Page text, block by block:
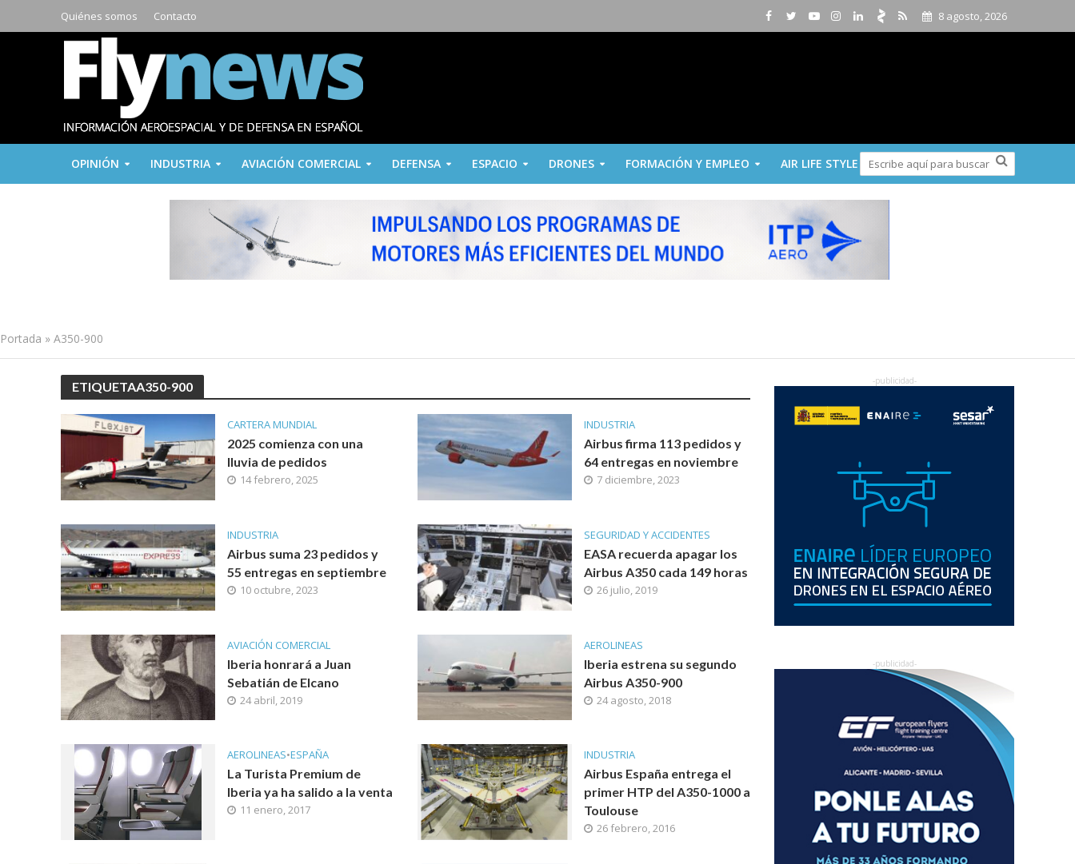
Quiénes somos Contacto 8 agosto, 2026
OPINIÓN INDUSTRIA AVIACIÓN COMERCIAL DEFENSA ESPACIO DRONES FORMACIÓN Y EMPLEO AIR LIFE STYLE
Portada » A350-900
ETIQUETAA350-900
CARTERA MUNDIAL
2025 comienza con una
lluvia de pedidos
14 febrero, 2025
INDUSTRIA
Airbus firma 113 pedidos y
64 entregas en noviembre
7 diciembre, 2023
INDUSTRIA
Airbus suma 23 pedidos y
55 entregas en septiembre
10 octubre, 2023
SEGURIDAD Y ACCIDENTES
EASA recuerda apagar los
Airbus A350 cada 149 horas
26 julio, 2019
AVIACIÓN COMERCIAL
Iberia honrará a Juan
Sebatián de Elcano
24 abril, 2019
AEROLINEAS
Iberia estrena su segundo
Airbus A350-900
24 agosto, 2018
AEROLINEAS•ESPAÑA
La Turista Premium de
Iberia ya ha salido a la venta
11 enero, 2017
INDUSTRIA
Airbus España entrega el
primer HTP del A350-1000 a
Toulouse
26 febrero, 2016